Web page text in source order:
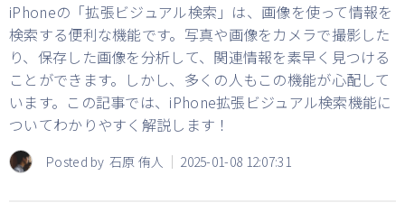
iPhoneの「拡張ビジュアル検索」は、画像を使って情報を
検索する便利な機能です。写真や画像をカメラで撮影した
り、保存した画像を分析して、関連情報を素早く見つける
ことができます。しかし、多くの人もこの機能が心配して
います。この記事では、iPhone拡張ビジュアル検索機能に
ついてわかりやすく解説します！
Posted by 石原 侑人 2025-01-08 12:07:31